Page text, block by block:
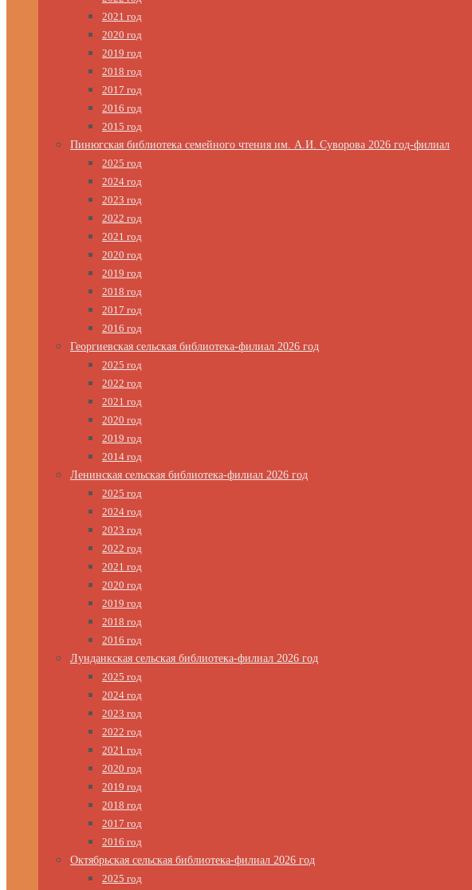
2021 год
2020 год
2019 год
2018 год
2017 год
2016 год
2015 год
Пинюгская библиотека семейного чтения им. А.И. Суворова 2026 год-филиал
2025 год
2024 год
2023 год
2022 год
2021 год
2020 год
2019 год
2018 год
2017 год
2016 год
Георгиевская сельская библиотека-филиал 2026 год
2025 год
2022 год
2021 год
2020 год
2019 год
2014 год
Ленинская сельская библиотека-филиал 2026 год
2025 год
2024 год
2023 год
2022 год
2021 год
2020 год
2019 год
2018 год
2016 год
Лунданкская сельская библиотека-филиал 2026 год
2025 год
2024 год
2023 год
2022 год
2021 год
2020 год
2019 год
2018 год
2017 год
2016 год
Октябрьская сельская библиотека-филиал 2026 год
2025 год